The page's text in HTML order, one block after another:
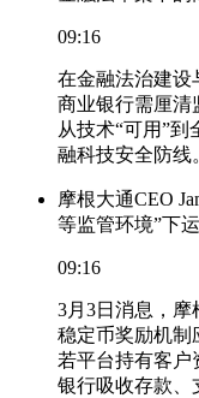
09:16
在金融法治建设
商业银行需厘清
从技术“可用”到
融科技安全防线
摩根大通CEO
等监管环境”下
09:16
3月3日消息，摩
稳定币奖励机制
若平台持有客户
银行吸收存款、